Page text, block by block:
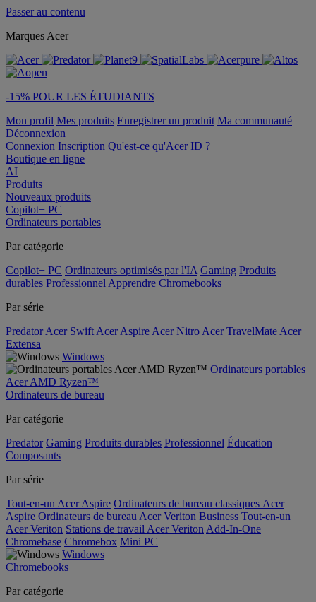
Passer au contenu
Marques Acer
-15% POUR LES ÉTUDIANTS
Mon profil Mes produits Enregistrer un produit Ma communauté
Déconnexion
Connexion Inscription Qu'est-ce qu'Acer ID ?
Boutique en ligne
AI
Produits
Nouveaux produits
Copilot+ PC
Ordinateurs portables
Par catégorie
Copilot+ PC Ordinateurs optimisés par l'IA Gaming Produits
durables Professionnel Apprendre Chromebooks
Par série
Predator Acer Swift Acer Aspire Acer Nitro Acer TravelMate Acer
Extensa
Windows
Ordinateurs portables
Acer AMD Ryzen™
Ordinateurs de bureau
Par catégorie
Predator Gaming Produits durables Professionnel Éducation
Composants
Par série
Tout-en-un Acer Aspire Ordinateurs de bureau classiques Acer
Aspire Ordinateurs de bureau Acer Veriton Business Tout-en-un
Acer Veriton Stations de travail Acer Veriton Add-In-One
Chromebase Chromebox Mini PC
Windows
Chromebooks
Par catégorie